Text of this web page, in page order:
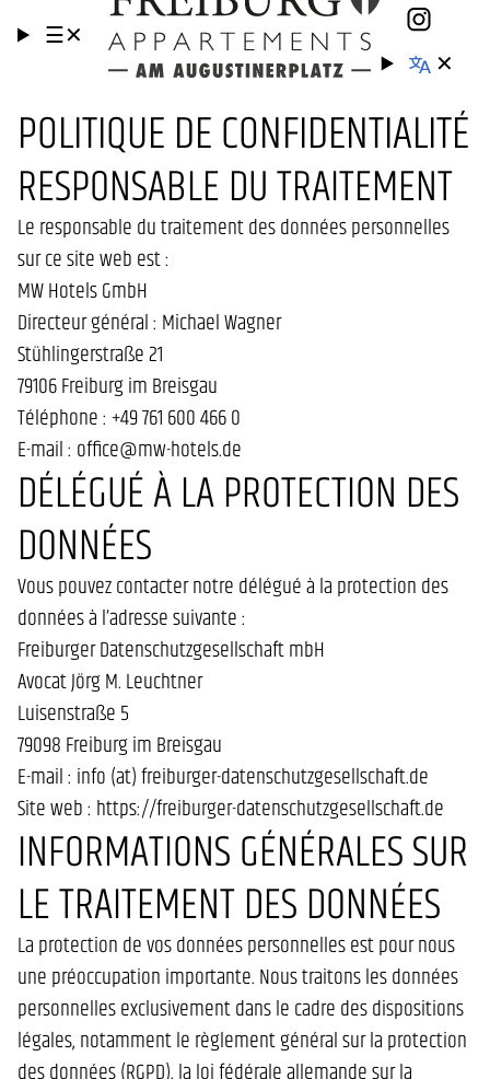
☰✕
✕
POLITIQUE DE CONFIDENTIALITÉ
RESPONSABLE DU TRAITEMENT
Le responsable du traitement des données personnelles
sur ce site web est :
MW Hotels GmbH
Directeur général : Michael Wagner
Stühlingerstraße 21
79106 Freiburg im Breisgau
Téléphone : +49 761 600 466 0
E-mail : office@mw-hotels.de
DÉLÉGUÉ À LA PROTECTION DES
DONNÉES
Vous pouvez contacter notre délégué à la protection des
données à l’adresse suivante :
Freiburger Datenschutzgesellschaft mbH
Avocat Jörg M. Leuchtner
Luisenstraße 5
79098 Freiburg im Breisgau
E-mail : info (at) freiburger-datenschutzgesellschaft.de
Site web : https://freiburger-datenschutzgesellschaft.de
INFORMATIONS GÉNÉRALES SUR
LE TRAITEMENT DES DONNÉES
La protection de vos données personnelles est pour nous
une préoccupation importante. Nous traitons les données
personnelles exclusivement dans le cadre des dispositions
légales, notamment le règlement général sur la protection
des données (RGPD), la loi fédérale allemande sur la